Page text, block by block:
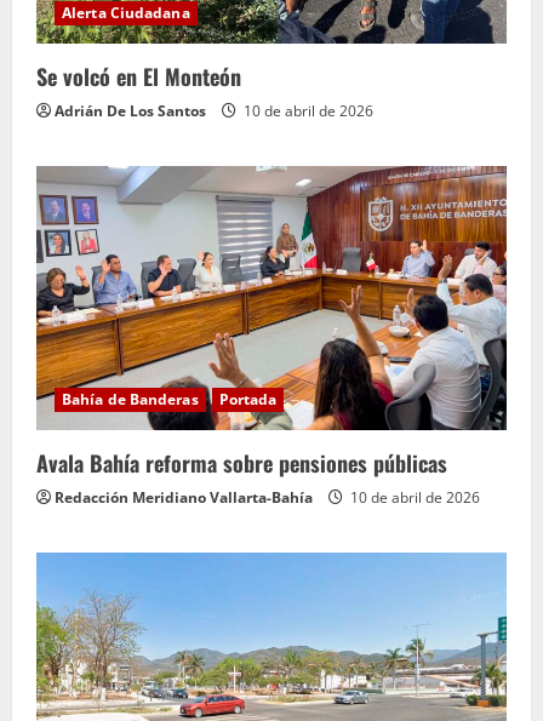
Alerta Ciudadana
Se volcó en El Monteón
Adrián De Los Santos 10 de abril de 2026
Bahía de Banderas Portada
Avala Bahía reforma sobre pensiones públicas
Redacción Meridiano Vallarta-Bahía 10 de abril de 2026